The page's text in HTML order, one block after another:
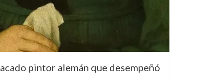
pintor alemán que desempeñó